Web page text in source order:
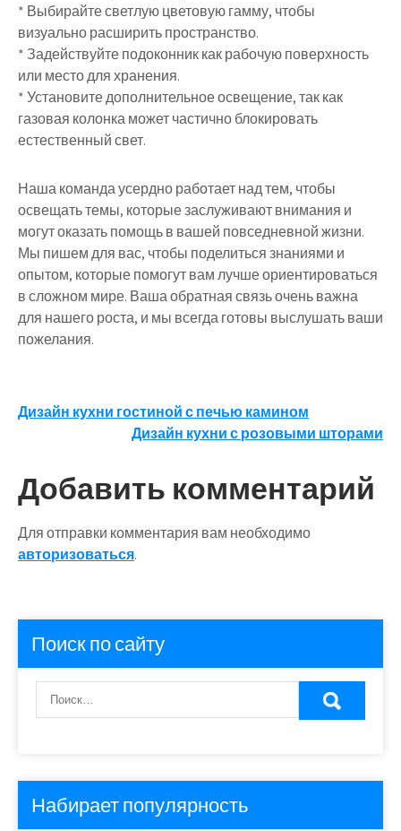
* Выбирайте светлую цветовую гамму, чтобы
визуально расширить пространство.
* Задействуйте подоконник как рабочую поверхность
или место для хранения.
* Установите дополнительное освещение, так как
газовая колонка может частично блокировать
естественный свет.
Наша команда усердно работает над тем, чтобы
освещать темы, которые заслуживают внимания и
могут оказать помощь в вашей повседневной жизни.
Мы пишем для вас, чтобы поделиться знаниями и
опытом, которые помогут вам лучше ориентироваться
в сложном мире. Ваша обратная связь очень важна
для нашего роста, и мы всегда готовы выслушать ваши
пожелания.
Навигация
записям
Дизайн кухни гостиной с печью камином
Дизайн кухни с розовыми шторами
Добавить комментарий
Для отправки комментария вам необходимо
авторизоваться.
Поиск по сайту
Набирает популярность